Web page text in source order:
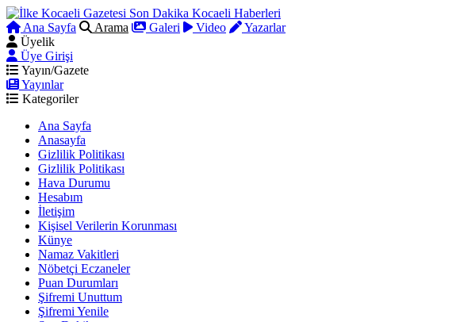
Ana Sayfa Arama Galeri Video
Yazarlar
Üyelik
Üye Girişi
Yayın/Gazete
Yayınlar
Kategoriler
Ana Sayfa
Anasayfa
Gizlilik Politikası
Gizlilik Politikası
Hava Durumu
Hesabım
İletişim
Kişisel Verilerin Korunması
Künye
Namaz Vakitleri
Nöbetçi Eczaneler
Puan Durumları
Şifremi Unuttum
Şifremi Yenile